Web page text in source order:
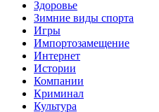
Здоровье
Зимние виды спорта
Игры
Импортозамещение
Интернет
Истории
Компании
Криминал
Культура